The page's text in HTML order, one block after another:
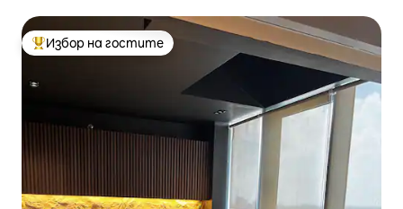
Най-популярен избор на гостите
Избор на гостите